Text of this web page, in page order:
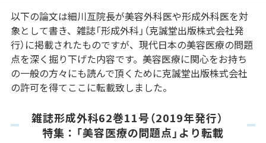
以下の論文は細川亙院長が美容外科医や形成外科医を対
象として書き、雑誌「形成外科」（克誠堂出版株式会社発
行）に掲載されたものですが、現代日本の美容医療の問題
点を深く掘り下げた内容です。美容医療に関心をお持ち
の一般の方々にも読んで頂くために克誠堂出版株式会社
の許可を得てここに転載致しました。
雑誌形成外科62巻11号（2019年発行）
特集：「美容医療の問題点」より転載